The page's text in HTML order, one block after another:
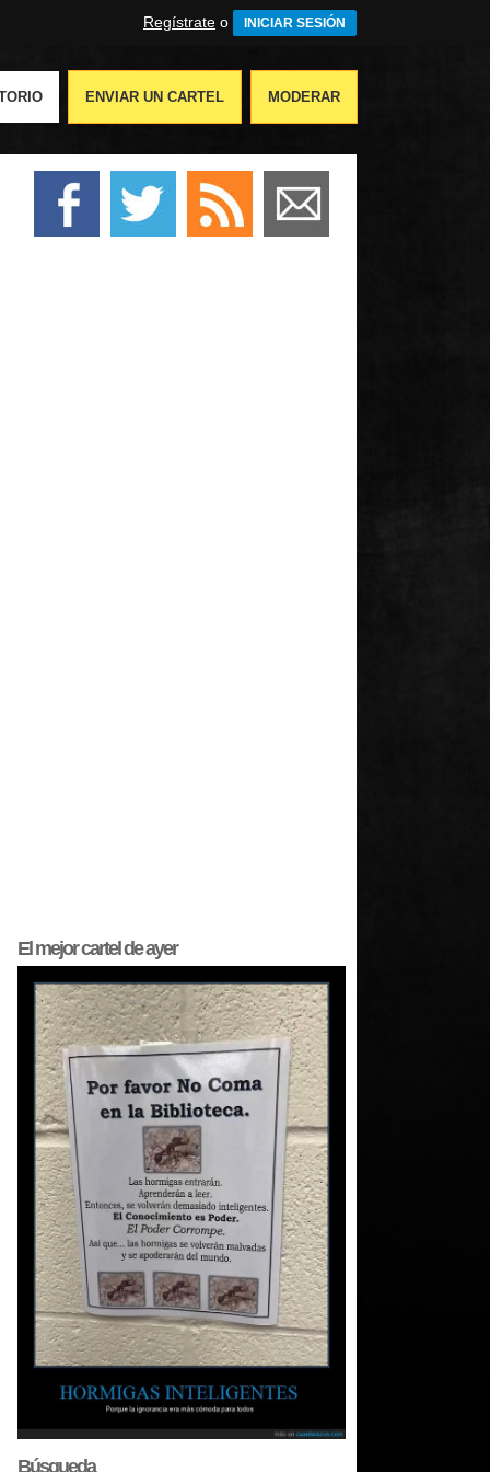
Regístrate o INICIAR SESIÓN
ENVIAR UN CARTEL MODERAR
El mejorcartel de ayer
Búsqueda